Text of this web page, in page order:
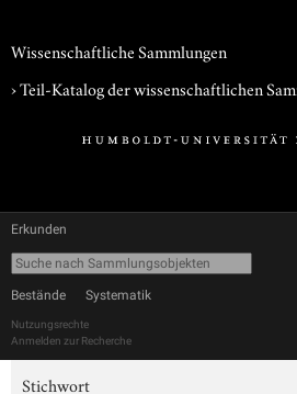
Wissenschaftliche Sammlungen
› Teil-Katalog der wissenschaftlichen
Erkunden
Bestände Systematik
Nutzungsrechte
Anmelden zur Recherche
Stichwort